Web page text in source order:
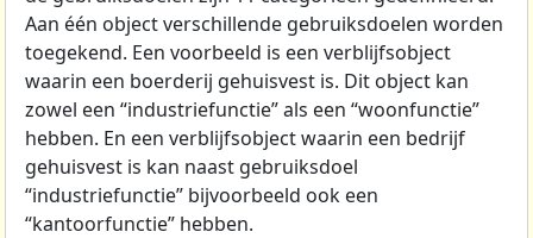
Aan één object verschillende gebruiksdoelen worden
toegekend. Een voorbeeld is een verblijfsobject
waarin een boerderij gehuisvest is. Dit object kan
zowel een “industriefunctie” als een “woonfunctie”
hebben. En een verblijfsobject waarin een bedrijf
gehuisvest is kan naast gebruiksdoel
“industriefunctie” bijvoorbeeld ook een
“kantoorfunctie” hebben.